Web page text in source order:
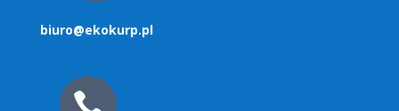
biuro@ekokurp.pl